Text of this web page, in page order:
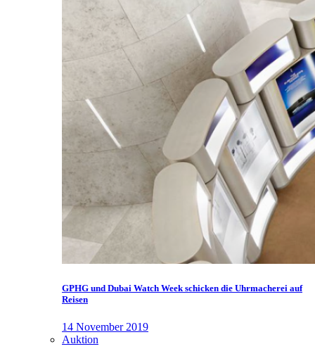
GPHG und Dubai Watch Week schicken die Uhrmacherei auf
Reisen
14 November 2019
Auktion